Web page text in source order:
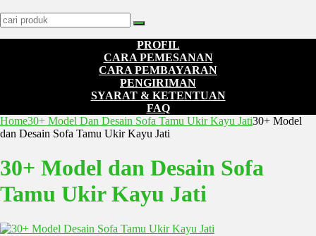
PROFIL
CARA PEMESANAN
CARA PEMBAYARAN
PENGIRIMAN
SYARAT & KETENTUAN
FAQ
Home30+ Model Dan Desain Sofa Tamu Ukir Kayu Jati30+ Model
dan Desain Sofa Tamu Ukir Kayu Jati
30+ Model dan Desain Sofa
Tamu Ukir Kayu Jati